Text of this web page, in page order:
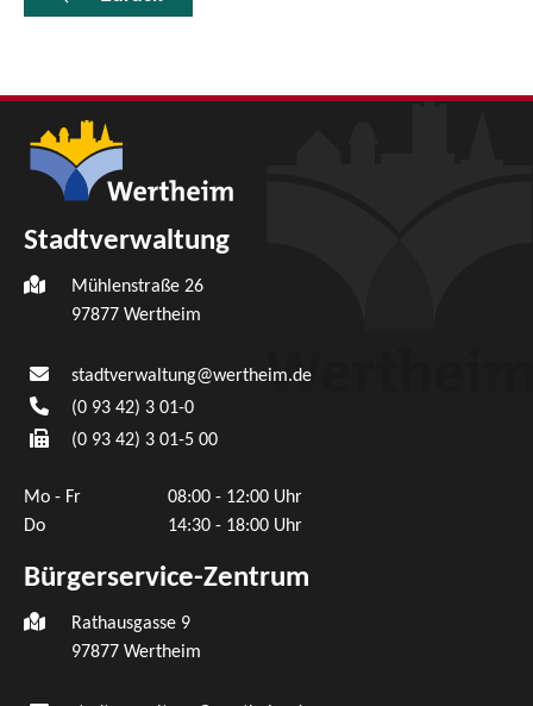
Stadtverwaltung
Mühlenstraße 26
97877 Wertheim
stadtverwaltung@wertheim.de
(0 93 42) 3 01-0
(0 93 42) 3 01-5 00
Mo - Fr
08:00 - 12:00 Uhr
Do
14:30 - 18:00 Uhr
Bürgerservice-Zentrum
Rathausgasse 9
97877 Wertheim